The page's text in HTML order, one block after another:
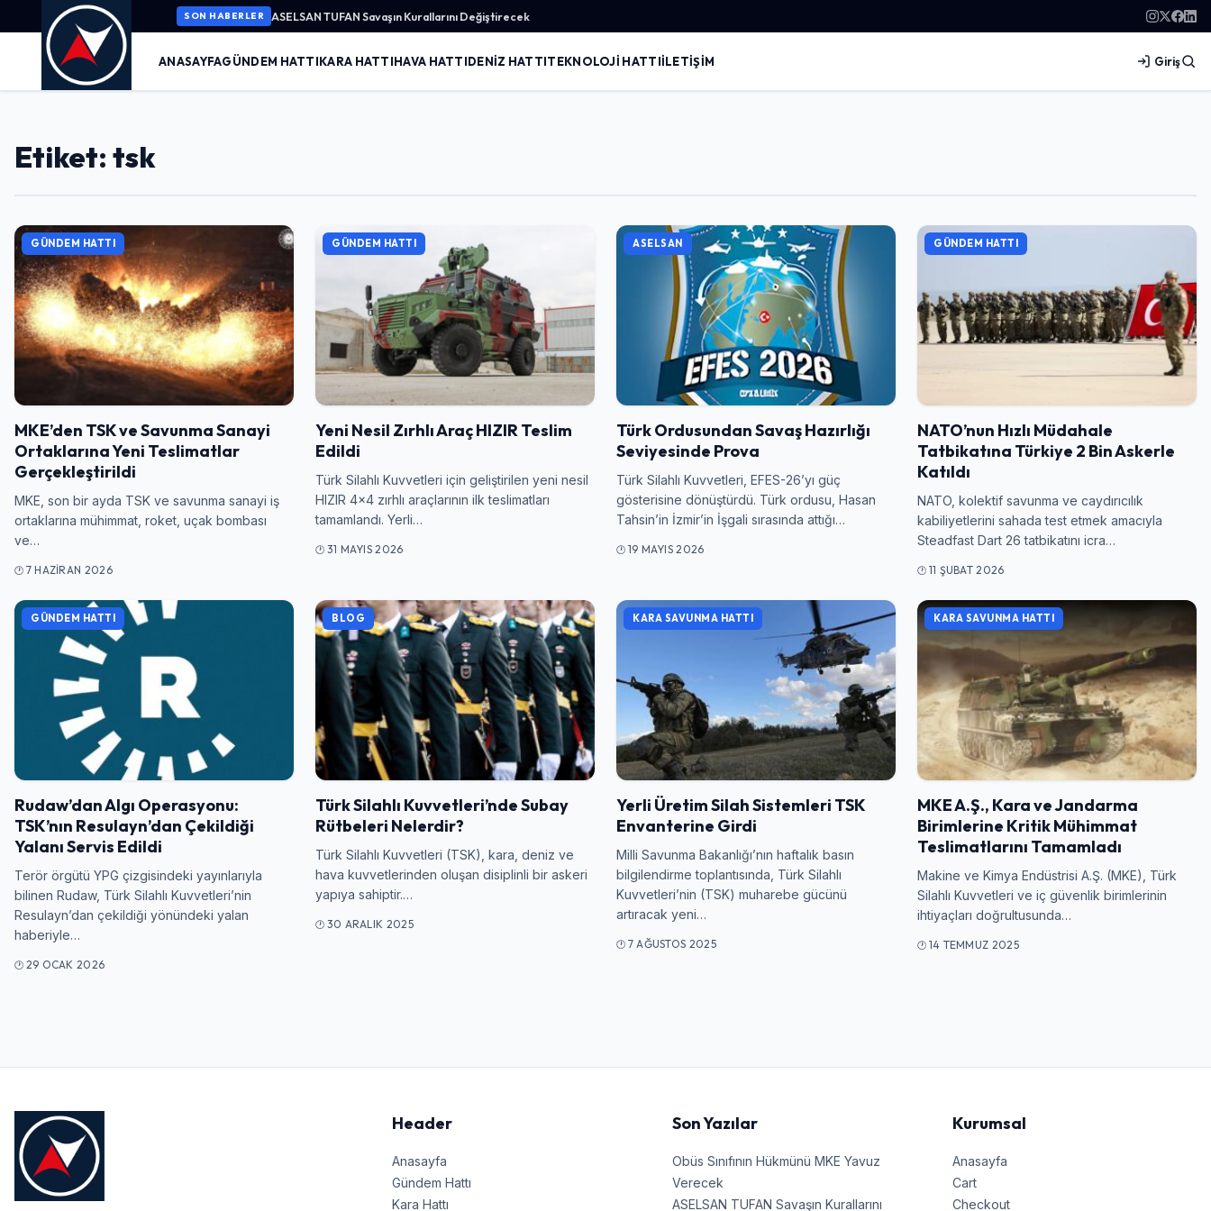
SON HABERLER ASELSAN TUFAN Savaşın Kurallarını Değiştirecek
ANASAYFAGÜNDEM HATTIKARA HATTIHAVA HATTIDENIZ HATTITEKNOLOJI HATTIİLETIŞIM Giriş
Etiket: tsk
GÜNDEM HATTI
MKE’den TSK ve Savunma Sanayi
Ortaklarına Yeni Teslimatlar
Gerçekleştirildi
MKE, son bir ayda TSK ve savunma sanayi iş
ortaklarına mühimmat, roket, uçak bombası
ve…
7 HAZIRAN 2026
GÜNDEM HATTI
Yeni Nesil Zırhlı Araç HIZIR Teslim
Edildi
Türk Silahlı Kuvvetleri için geliştirilen yeni nesil
HIZIR 4×4 zırhlı araçlarının ilk teslimatları
tamamlandı. Yerli…
31 MAYIS 2026
ASELSAN
Türk Ordusundan Savaş Hazırlığı
Seviyesinde Prova
Türk Silahlı Kuvvetleri, EFES-26’yı güç
gösterisine dönüştürdü. Türk ordusu, Hasan
Tahsin’in İzmir’in İşgali sırasında attığı…
19 MAYIS 2026
GÜNDEM HATTI
NATO’nun Hızlı Müdahale
Tatbikatına Türkiye 2 Bin Askerle
Katıldı
NATO, kolektif savunma ve caydırıcılık
kabiliyetlerini sahada test etmek amacıyla
Steadfast Dart 26 tatbikatını icra…
11 ŞUBAT 2026
GÜNDEM HATTI
Rudaw’dan Algı Operasyonu:
TSK’nın Resulayn’dan Çekildiği
Yalanı Servis Edildi
Terör örgütü YPG çizgisindeki yayınlarıyla
bilinen Rudaw, Türk Silahlı Kuvvetleri’nin
Resulayn’dan çekildiği yönündeki yalan
haberiyle…
29 OCAK 2026
BLOG
Türk Silahlı Kuvvetleri’nde Subay
Rütbeleri Nelerdir?
Türk Silahlı Kuvvetleri (TSK), kara, deniz ve
hava kuvvetlerinden oluşan disiplinli bir askeri
yapıya sahiptir.…
30 ARALIK 2025
KARA SAVUNMA HATTI
Yerli Üretim Silah Sistemleri TSK
Envanterine Girdi
Milli Savunma Bakanlığı’nın haftalık basın
bilgilendirme toplantısında, Türk Silahlı
Kuvvetleri’nin (TSK) muharebe gücünü
artıracak yeni…
7 AĞUSTOS 2025
KARA SAVUNMA HATTI
MKE A.Ş., Kara ve Jandarma
Birimlerine Kritik Mühimmat
Teslimatlarını Tamamladı
Makine ve Kimya Endüstrisi A.Ş. (MKE), Türk
Silahlı Kuvvetleri ve iç güvenlik birimlerinin
ihtiyaçları doğrultusunda…
14 TEMMUZ 2025
Header
Anasayfa
Gündem Hattı
Kara Hattı
Son Yazılar
Obüs Sınıfının Hükmünü MKE Yavuz
Verecek
ASELSAN TUFAN Savaşın Kurallarını
Kurumsal
Anasayfa
Cart
Checkout
Kullanıcı Adı veya E-posta
Şifre
Beni Hatırla Şifremi Unuttum
Giriş Yap